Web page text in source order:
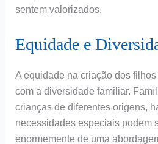
sentem valorizados.
Equidade e
A equidade na criação dos
com a diversidade familiar.
crianças de diferentes origens,
necessidades especiais podem
enormemente de uma